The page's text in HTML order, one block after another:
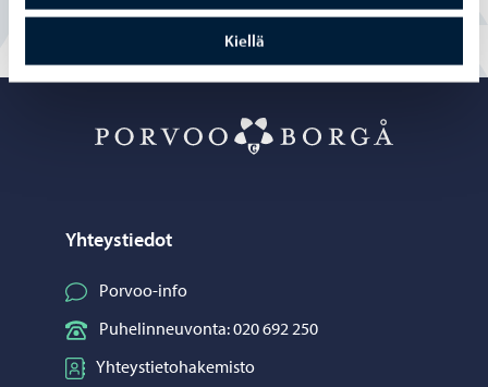
Kiellä
Yhteystiedot
Porvoo-info
Puhelinneuvonta: 020 692 250
Yhteystietohakemisto